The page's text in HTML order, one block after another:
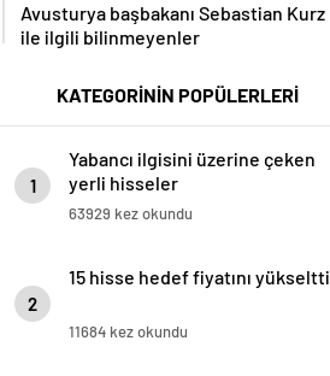
Avusturya başbakanı Sebastian Kurz
ile ilgili bilinmeyenler
KATEGORİNİN POPÜLERLERİ
1
Yabancı ilgisini üzerine çeken
yerli hisseler
63929 kez okundu
2
15 hisse hedef fiyatını yükseltti
11684 kez okundu